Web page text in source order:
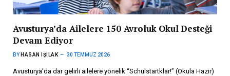
Avusturya’da Ailelere 150 Avroluk Okul Desteği
Devam Ediyor
BY HASAN IŞILAK 30 TEMMUZ 2026
Avusturya’da dar gelirli ailelere yönelik “Schulstartklar!” (Okula Hazır)